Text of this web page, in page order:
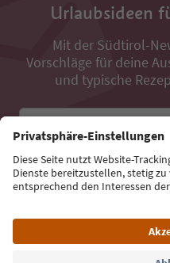
Urlaubsideen
Mit der Südtirol-
Vorschläge für deine
und typische